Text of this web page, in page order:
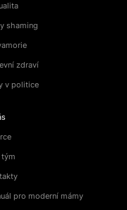
shaming
zdraví
v politice
tým
pro moderní mámy